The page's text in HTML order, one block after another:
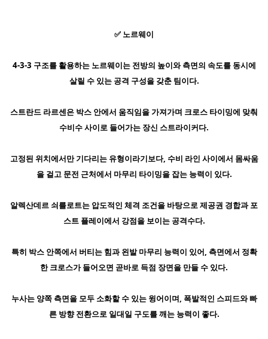
✅ 노르웨이
4-3-3 구조를 활용하는 노르웨이는 전방의 높이와 측면의 속도를 동시에
살릴 수 있는 공격 구성을 갖춘 팀이다.
스트란드 라르센은 박스 안에서 움직임을 가져가며 크로스 타이밍에 맞춰
수비수 사이로 들어가는 장신 스트라이커다.
고정된 위치에서만 기다리는 유형이라기보다, 수비 라인 사이에서 몸싸움
을 걸고 문전 근처에서 마무리 타이밍을 잡는 능력이 있다.
알렉산데르 쇠를로트는 압도적인 체격 조건을 바탕으로 제공권 경합과 포
스트 플레이에서 강점을 보이는 공격수다.
특히 박스 안쪽에서 버티는 힘과 왼발 마무리 능력이 있어, 측면에서 정확
한 크로스가 들어오면 곧바로 득점 장면을 만들 수 있다.
누사는 양쪽 측면을 모두 소화할 수 있는 윙어이며, 폭발적인 스피드와 빠
른 방향 전환으로 일대일 구도를 깨는 능력이 좋다.